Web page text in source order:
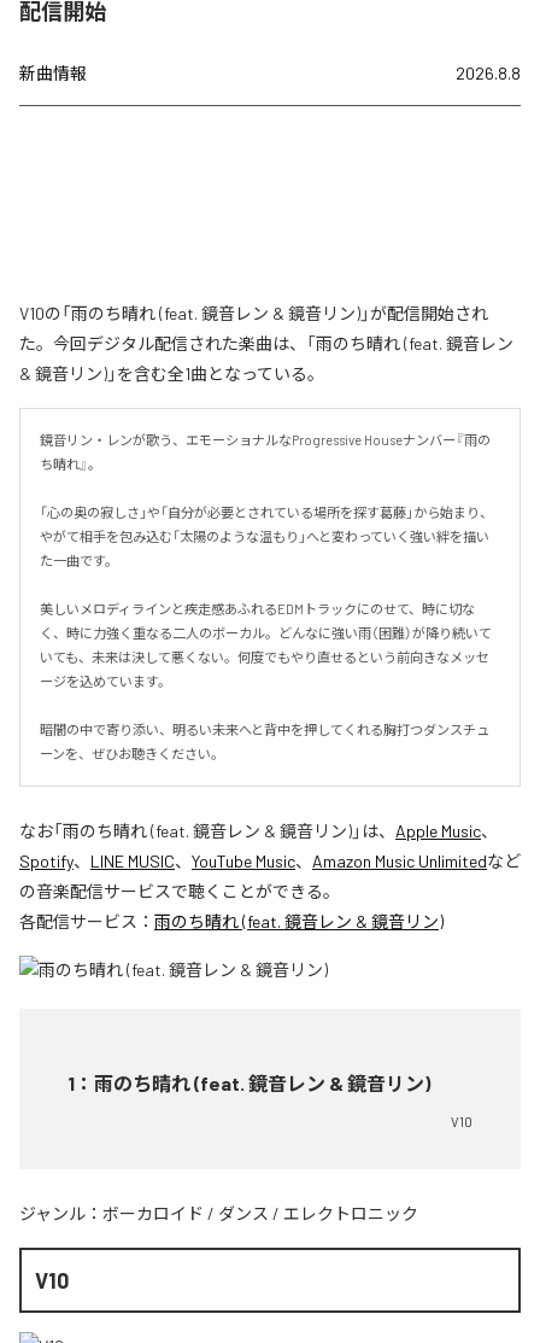
配信開始
新曲情報 2026.8.8
V10の「雨のち晴れ (feat. 鏡音レン & 鏡音リン)」が配信開始され
た。今回デジタル配信された楽曲は、「雨のち晴れ (feat. 鏡音レン
& 鏡音リン)」を含む全1曲となっている。
鏡音リン・レンが歌う、エモーショナルなProgressive Houseナンバー『雨の
ち晴れ』。
「心の奥の寂しさ」や「自分が必要とされている場所を探す葛藤」から始まり、
やがて相手を包み込む「太陽のような温もり」へと変わっていく強い絆を描い
た一曲です。
美しいメロディラインと疾走感あふれるEDMトラックにのせて、時に切な
く、時に力強く重なる二人のボーカル。どんなに強い雨（困難）が降り続いて
いても、未来は決して悪くない。何度でもやり直せるという前向きなメッセ
ージを込めています。
暗闇の中で寄り添い、明るい未来へと背中を押してくれる胸打つダンスチュ
ーンを、ぜひお聴きください。
なお「雨のち晴れ (feat. 鏡音レン & 鏡音リン)」は、 Apple Music、
Spotify、 LINE MUSIC、 YouTube Music、 Amazon Music Unlimitedなど
の音楽配信サービスで聴くことができる。
各配信サービス： 雨のち晴れ (feat. 鏡音レン & 鏡音リン)
1 ： 雨のち晴れ (feat. 鏡音レン & 鏡音リン)
V10
ジャンル： ボーカロイド / ダンス / エレクトロニック
V10